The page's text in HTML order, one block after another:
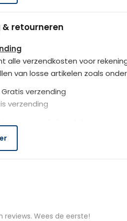
schaduwplek in de tuin
(LxBxH)
& retourneren
alle verzendkosten voor
van losse artikelen zoals
Gratis verzending
verzending
nogmaals 14
controleert TRUUSK het
product terug naar de koper.
reviews. Wees de eerste!